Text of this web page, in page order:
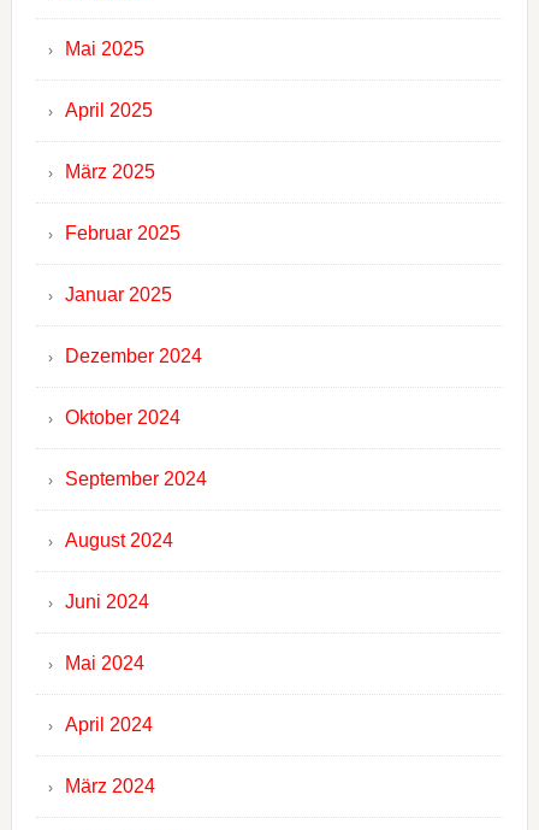
Mai 2025
April 2025
März 2025
Februar 2025
Januar 2025
Dezember 2024
Oktober 2024
September 2024
August 2024
Juni 2024
Mai 2024
April 2024
März 2024